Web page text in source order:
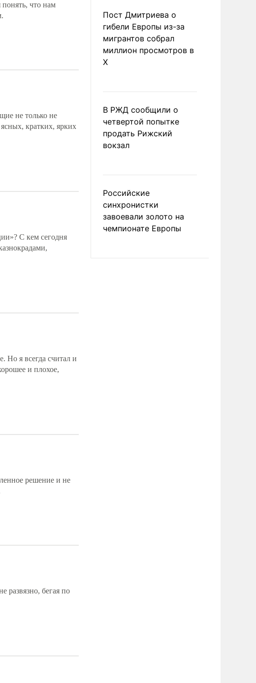
что нам
не только не
кратких, ярких
С кем сегодня
Но я всегда считал и
и плохое,
решение и не
развязно, бегая по
Пост Дмитриева о
гибели Европы из-за
мигрантов собрал
миллион просмотров в
X
В РЖД сообщили о
четвертой попытке
продать Рижский
вокзал
Российские
синхронистки
завоевали золото на
чемпионате Европы